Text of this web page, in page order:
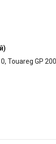
Touareg GP